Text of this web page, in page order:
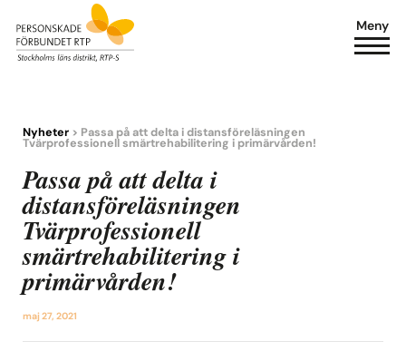
Meny
Nyheter > Passa på att delta i distansföreläsningen
Tvärprofessionell smärtrehabilitering i primärvården!
Passa på att delta i
distansföreläsningen
Tvärprofessionell
smärtrehabilitering i
primärvården!
maj 27, 2021